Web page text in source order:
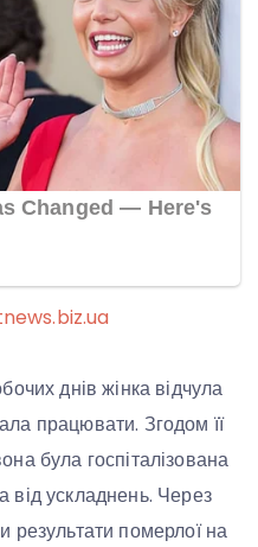
днів жінка відчула
працювати. Згодом її
була госпіталізована
від ускладнень. Через
результати померлої на